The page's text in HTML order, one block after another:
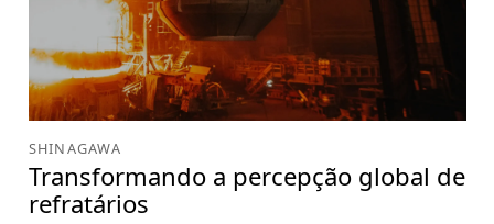
SHINAGAWA
Transformando a percepção global de
refratários